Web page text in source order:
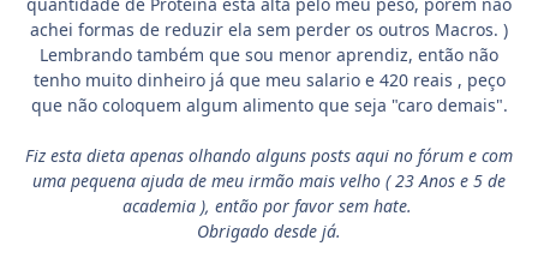
quantidade de Proteína esta alta pelo meu peso, porem não
achei formas de reduzir ela sem perder os outros Macros. )
Lembrando também que sou menor aprendiz, então não
tenho muito dinheiro já que meu salario e 420 reais , peço
que não coloquem algum alimento que seja "caro demais".
Fiz esta dieta apenas olhando alguns posts aqui no fórum e com
uma pequena ajuda de meu irmão mais velho ( 23 Anos e 5 de
academia ), então por favor sem hate.
Obrigado desde já.